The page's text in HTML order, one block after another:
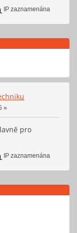
IP zaznamenána
»
pro
IP zaznamenána